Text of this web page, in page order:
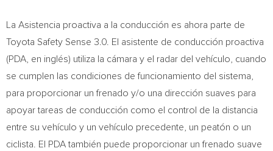
La Asistencia proactiva a la conducción es ahora parte de
Toyota Safety Sense 3.0. El asistente de conducción proactiva
(PDA, en inglés) utiliza la cámara y el radar del vehículo, cuando
se cumplen las condiciones de funcionamiento del sistema,
para proporcionar un frenado y/o una dirección suaves para
apoyar tareas de conducción como el control de la distancia
entre su vehículo y un vehículo precedente, un peatón o un
ciclista. El PDA también puede proporcionar un frenado suave